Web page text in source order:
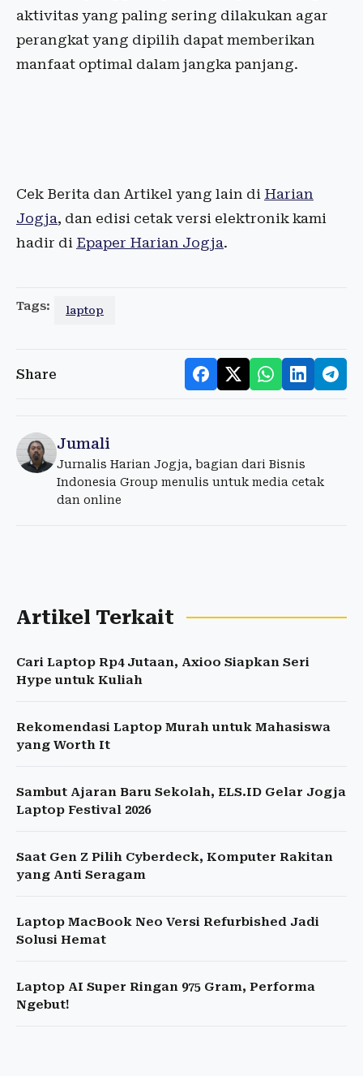
aktivitas yang paling sering dilakukan agar
perangkat yang dipilih dapat memberikan
manfaat optimal dalam jangka panjang.
Cek Berita dan Artikel yang lain di Harian
Jogja, dan edisi cetak versi elektronik kami
hadir di Epaper Harian Jogja.
Tags: laptop
Share
Jumali
Jurnalis Harian Jogja, bagian dari Bisnis
Indonesia Group menulis untuk media cetak
dan online
Artikel Terkait
Cari Laptop Rp4 Jutaan, Axioo Siapkan Seri
Hype untuk Kuliah
Rekomendasi Laptop Murah untuk Mahasiswa
yang Worth It
Sambut Ajaran Baru Sekolah, ELS.ID Gelar Jogja
Laptop Festival 2026
Saat Gen Z Pilih Cyberdeck, Komputer Rakitan
yang Anti Seragam
Laptop MacBook Neo Versi Refurbished Jadi
Solusi Hemat
Laptop AI Super Ringan 975 Gram, Performa
Ngebut!